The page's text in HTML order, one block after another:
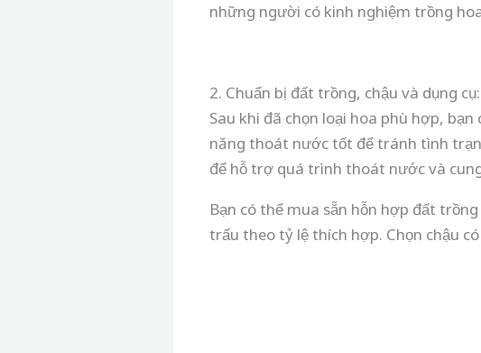
những người có kinh nghiệm trồng
2. Chuẩn bị đất trồng, chậu và dụng cụ:
Sau khi đã chọn loại hoa phù hợp,
năng thoát nước tốt để tránh tình
để hỗ trợ quá trình thoát nước và
Bạn có thể mua sẵn hỗn hợp đất
trấu theo tỷ lệ thích hợp. Chọn chậu